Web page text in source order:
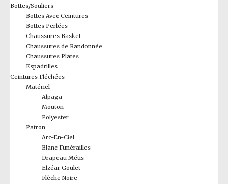
Bottes/Souliers
Bottes Avec Ceintures
Bottes Perlées
Chaussures Basket
Chaussures de Randonnée
Chaussures Plates
Espadrilles
Ceintures Fléchées
Matériel
Alpaga
Mouton
Polyester
Patron
Arc-En-Ciel
Blanc Funérailles
Drapeau Métis
Elzéar Goulet
Flèche Noire